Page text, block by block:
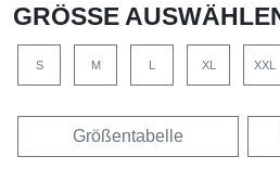
GRÖSSE AUSWÄHLEN
S M L XL XXL
Größentabelle